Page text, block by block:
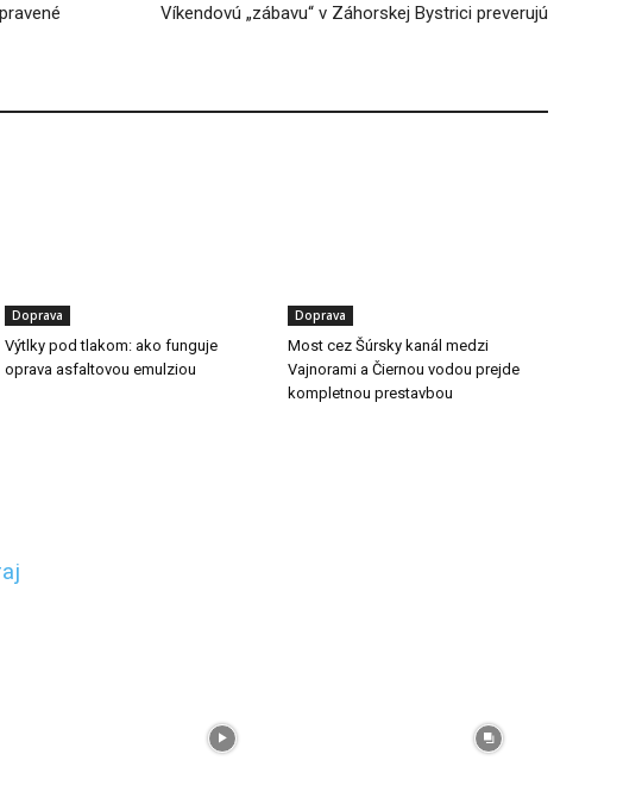
Víkendovú „zábavu“ v Záhorskej Bystrici preverujú
Doprava
Výtlky pod tlakom: ako funguje
oprava asfaltovou emulziou
Doprava
Most cez Šúrsky kanál medzi
Vajnorami a Čiernou vodou prejde
kompletnou prestavbou